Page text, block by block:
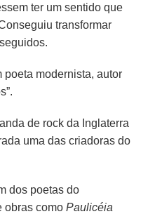
ter um sentido que
transformar
poeta modernista, autor
de rock da Inglaterra
uma das criadoras do
dos poetas do
obras comoPaulicéia